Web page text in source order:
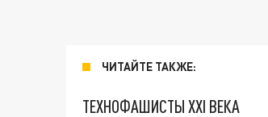
ЧИТАЙТЕ ТАКЖЕ:
ТЕХНОФАШИСТЫ XXI ВЕКА